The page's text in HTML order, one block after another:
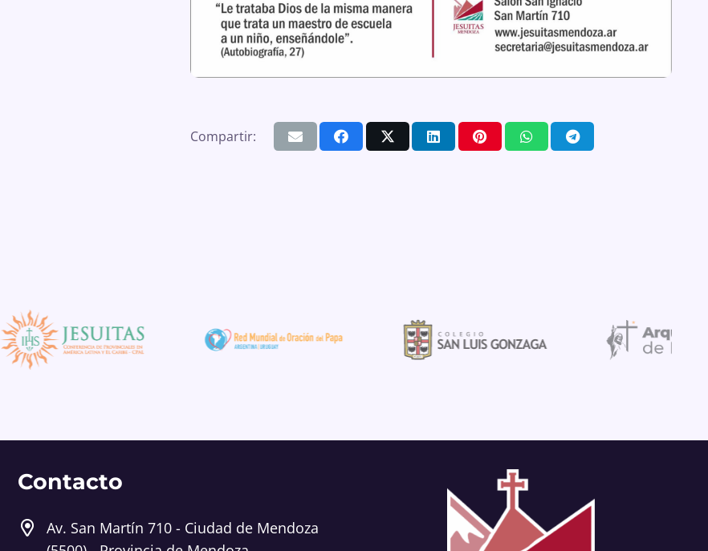
Compartir:
Contacto
Av. San Martín 710 - Ciudad de Mendoza